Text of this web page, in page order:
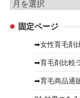
ー
ア
カ 固定ページ
➡女性育毛剤
➡育毛剤比較
➡育毛商品通